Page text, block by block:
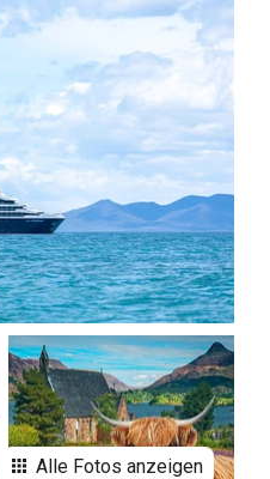
Alle Fotos anzeigen